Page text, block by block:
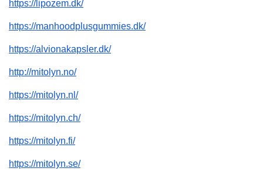
https://lipozem.dk/
https://manhoodplusgummies.dk/
https://alvionakapsler.dk/
http://mitolyn.no/
https://mitolyn.nl/
https://mitolyn.ch/
https://mitolyn.fi/
https://mitolyn.se/